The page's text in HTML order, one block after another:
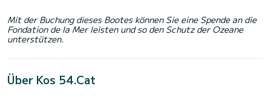
Mit der Buchung dieses Bootes können Sie eine Spende an die
Fondation de la Mer leisten und so den Schutz der Ozeane
unterstützen.
Über Kos 54.Cat